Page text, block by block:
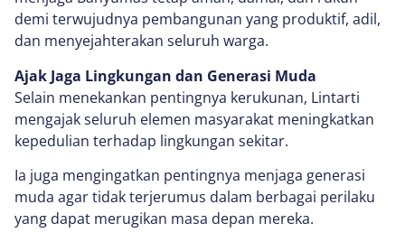
demi terwujudnya pembangunan yang produktif, adil,
dan menyejahterakan seluruh warga.
Ajak Jaga Lingkungan dan Generasi Muda
Selain menekankan pentingnya kerukunan, Lintarti
mengajak seluruh elemen masyarakat meningkatkan
kepedulian terhadap lingkungan sekitar.
Ia juga mengingatkan pentingnya menjaga generasi
muda agar tidak terjerumus dalam berbagai perilaku
yang dapat merugikan masa depan mereka.